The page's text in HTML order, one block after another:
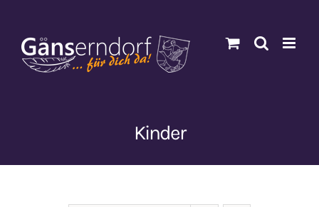
springen
Kinder